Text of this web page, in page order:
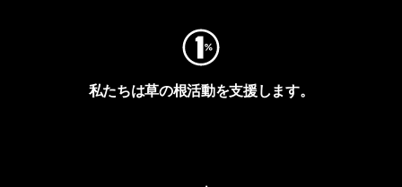
私たちは草の根活動を支援します。